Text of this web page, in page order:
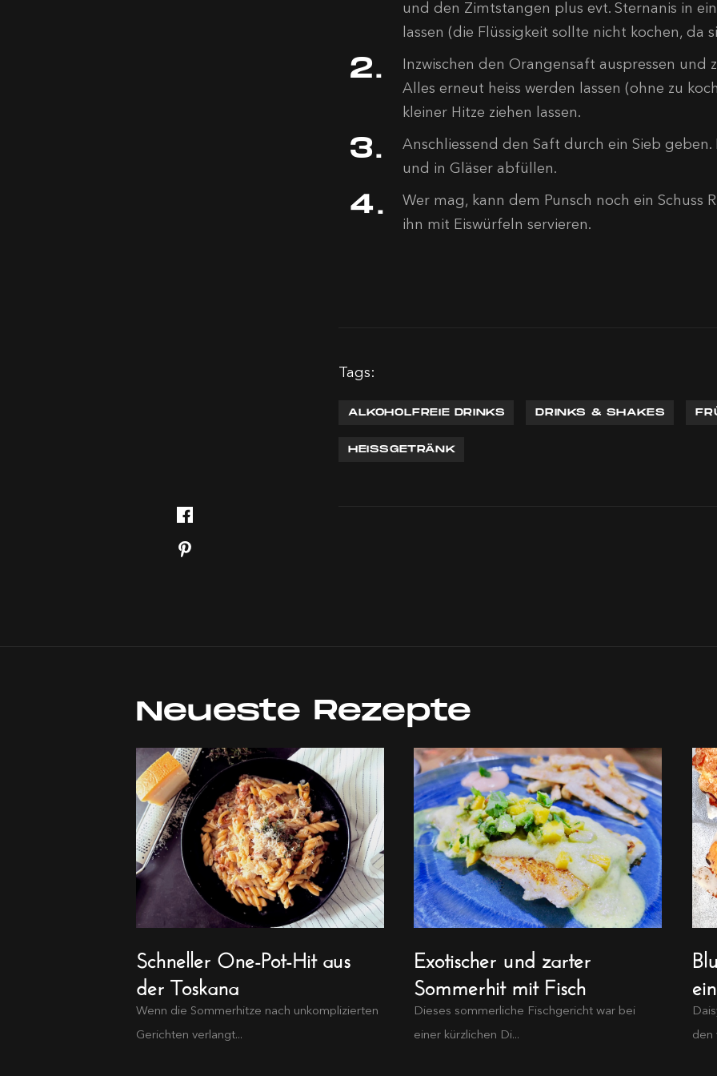
und den Zimtstangen plus evt. Sternanis in
lassen (die Flüssigkeit sollte nicht kochen, da
Inzwischen den Orangensaft auspressen und
Alles erneut heiss werden lassen (ohne zu
kleiner Hitze ziehen lassen.
Anschliessend den Saft durch ein Sieb
und in Gläser abfüllen.
Wer mag, kann dem Punsch noch ein Schuss
ihn mit Eiswürfeln servieren.
Tags:
ALKOHOLFREIE DRINKS DRINKS & SHAKES
HEISSGETRÄNK
Neueste Rezepte
Schneller One-Pot-Hit aus
der Toskana
Wenn die Sommerhitze nach unkomplizierten
Gerichten verlangt...
Exotischer und zarter
Sommerhit mit Fisch
Dieses sommerliche Fischgericht war bei
einer kürzlichen Di...
den